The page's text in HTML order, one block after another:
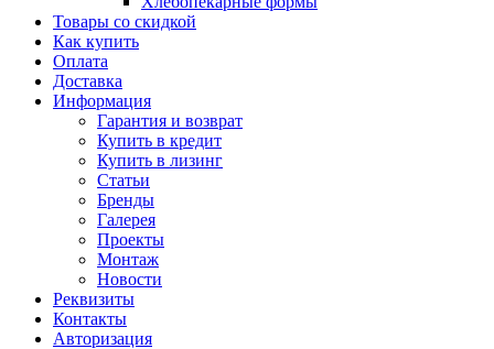
Товары со скидкой
Как купить
Оплата
Доставка
Информация
Гарантия и возврат
Купить в кредит
Купить в лизинг
Статьи
Бренды
Галерея
Проекты
Монтаж
Новости
Реквизиты
Контакты
Авторизация